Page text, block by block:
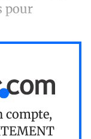
pour
compte,